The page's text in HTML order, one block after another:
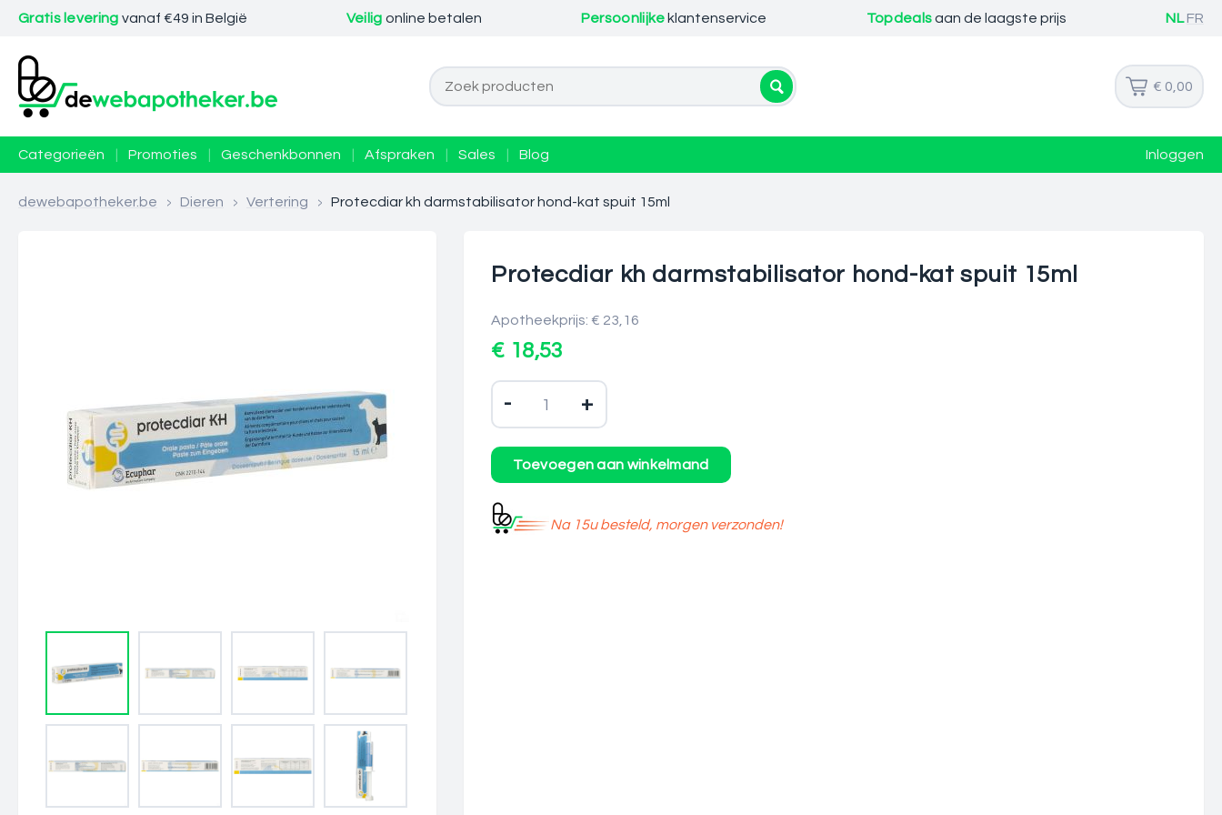
Gratis levering vanaf €49 in België Veilig online betalen Persoonlijke klantenservice Topdealsaan de laagste prijs NL FR
€ 0,00
Categorieën Promoties Geschenkbonnen Afspraken Sales Blog Inloggen
dewebapotheker.be > Dieren > Vertering > Protecdiar kh darmstabilisator hond-kat spuit 15ml
Protecdiar kh darmstabilisator hond-kat spuit 15ml
Apotheekprijs: € 23,16
€ 18,53
- +
Na 15u besteld, morgen verzonden!